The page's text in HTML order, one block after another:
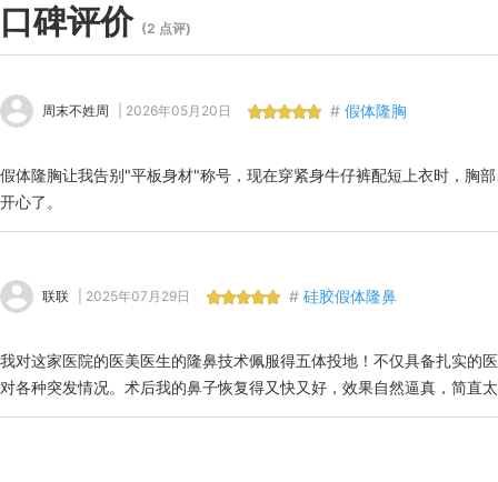
口碑评价 (2 点评)
周末不姓周 | 2026年05月20日 # 假体隆胸
假体隆胸让我告别"平板身材"称号，现在穿紧身牛仔裤配短上衣时，胸
开心了。
联联 | 2025年07月29日 # 硅胶假体隆鼻
我对这家医院的医美医生的隆鼻技术佩服得五体投地！不仅具备扎实的
对各种突发情况。术后我的鼻子恢复得又快又好，效果自然逼真，简直